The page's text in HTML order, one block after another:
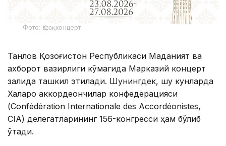
Фото: Қазақконцерт
Танлов Қозоғистон Республикаси Маданият ва
ахборот вазирлиги кўмагида Марказий концерт
залида ташкил этилади. Шунингдек, шу кунларда
Халқаро аккордеончилар конфедерацияси
(Confédération Internationale des Accordéonistes,
CIA) делегатларининг 156-конгресси ҳам бўлиб
ўтади.